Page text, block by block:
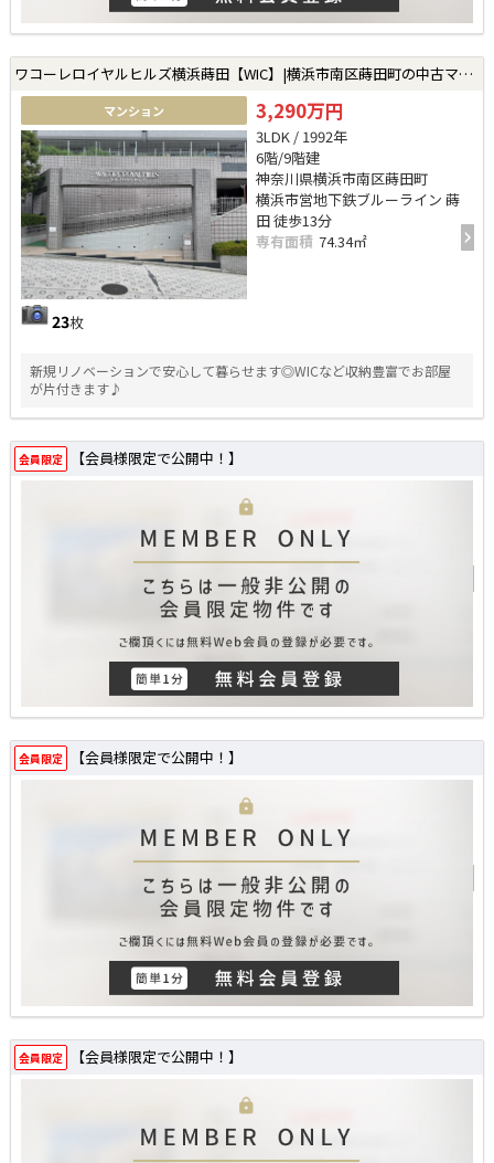
ワコーレロイヤルヒルズ横浜蒔田【WIC】|横浜市南区蒔田町の中古マンション
マンション
23枚
3,290万円
3LDK / 1992年
6階/9階建
神奈川県横浜市南区蒔田町
横浜市営地下鉄ブルーライン 蒔
田 徒歩13分
専有面積 74.34㎡
新規リノベーションで安心して暮らせます◎WICなど収納豊富でお部屋
が片付きます♪
会員限定 【会員様限定で公開中！】
会員限定 【会員様限定で公開中！】
会員限定 【会員様限定で公開中！】